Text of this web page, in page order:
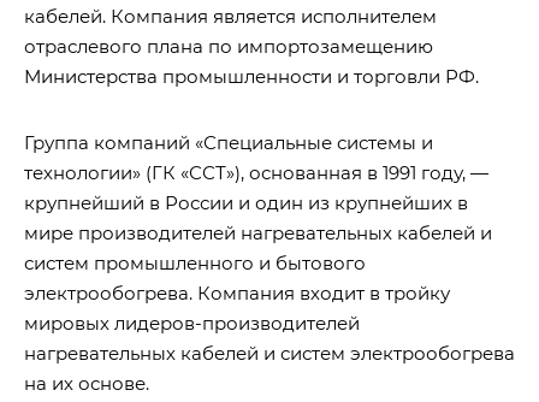
кабелей. Компания является исполнителем
отраслевого плана по импортозамещению
Министерства промышленности и торговли РФ.
Группа компаний «Специальные системы и
технологии» (ГК «ССТ»), основанная в 1991 году, —
крупнейший в России и один из крупнейших в
мире производителей нагревательных кабелей и
систем промышленного и бытового
электрообогрева. Компания входит в тройку
мировых лидеров-производителей
нагревательных кабелей и систем электрообогрева
на их основе.